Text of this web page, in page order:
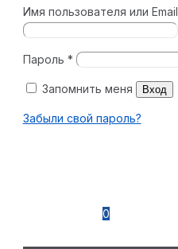
Имя пользователя или Email
Пароль *
Запомнить меня Вход
Забыли свой пароль?
0